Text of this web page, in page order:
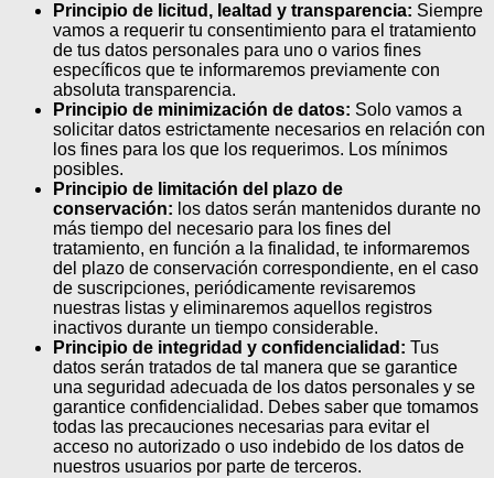
Principio de licitud, lealtad y transparencia: Siempre
vamos a requerir tu consentimiento para el tratamiento
de tus datos personales para uno o varios fines
específicos que te informaremos previamente con
absoluta transparencia.
Principio de minimización de datos: Solo vamos a
solicitar datos estrictamente necesarios en relación con
los fines para los que los requerimos. Los mínimos
posibles.
Principio de limitación del plazo de
conservación: los datos serán mantenidos durante no
más tiempo del necesario para los fines del
tratamiento, en función a la finalidad, te informaremos
del plazo de conservación correspondiente, en el caso
de suscripciones, periódicamente revisaremos
nuestras listas y eliminaremos aquellos registros
inactivos durante un tiempo considerable.
Principio de integridad y confidencialidad: Tus
datos serán tratados de tal manera que se garantice
una seguridad adecuada de los datos personales y se
garantice confidencialidad. Debes saber que tomamos
todas las precauciones necesarias para evitar el
acceso no autorizado o uso indebido de los datos de
nuestros usuarios por parte de terceros.